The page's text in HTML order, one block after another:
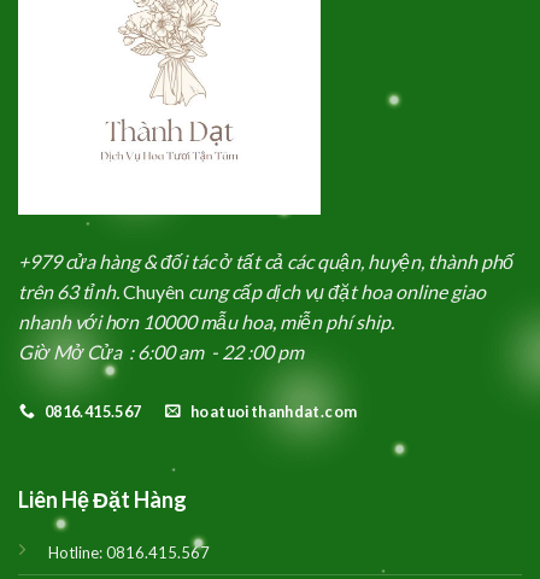
+979 cửa hàng & đối tác ở tất cả các quận, huyện, thành phố
trên 63 tỉnh.Chuyên cung cấp dịch vụ đặt hoa online giao
nhanh với hơn 10000 mẫu hoa, miễn phí ship.
Giờ Mở Cửa : 6:00 am - 22 :00 pm
0816.415.567 hoatuoithanhdat.com
Liên Hệ Đặt Hàng
Hotline:0816.415.567